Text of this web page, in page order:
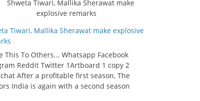
Tiwari, Mallika Sherawat make explosive
This To Others... Whatsapp Facebook
Reddit Twitter 1Artboard 1 copy 2
After a profitable first season, The
India is again with a second season